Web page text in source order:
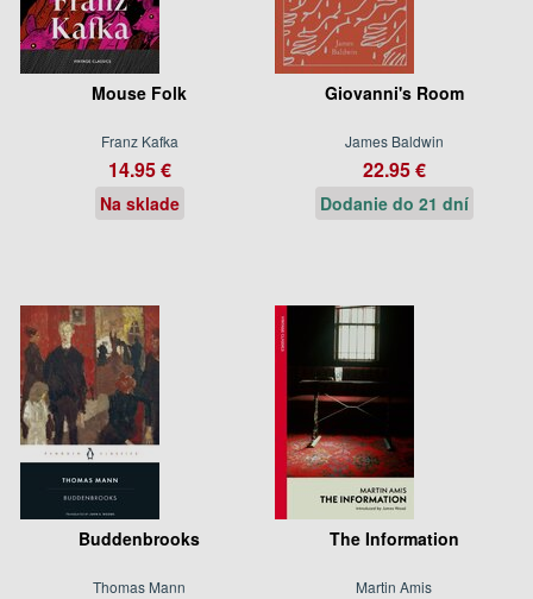
Mouse Folk
Franz Kafka
14.95 €
Na sklade
Giovanni's Room
James Baldwin
22.95 €
Dodanie do 21 dní
Buddenbrooks
Thomas Mann
The Information
Martin Amis